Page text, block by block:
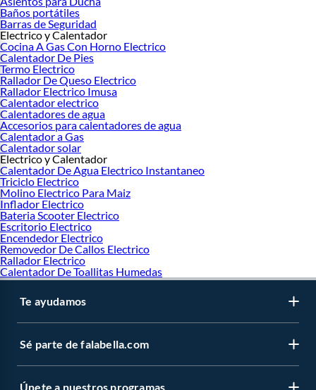
Baños portátiles
Barras de Seguridad
Electrico y Calentador
Cocina A Gas Con Horno Electrico
Calentador De Pies
Termo Electrico
Rallador De Queso Electrico
Rallador Electrico Imusa
Calentador electrico
Calentadores de agua
Accesorios para calentadores de agua
Calentador a Gas
Calentador solar
Electrico y Calentador
Calentador De Agua Electrico Instantaneo
Triciclo Electrico
Molino Electrico Para Maiz
Inflador Electrico
Bateria Scooter Electrico
Escritorio Electrico
Encendedor Electrico
Removedor De Callos Electrico
Rallador Electrico
Calentador De Toallitas Humedas
Te ayudamos
Sé parte de falabella.com
Únete a nuestros programas